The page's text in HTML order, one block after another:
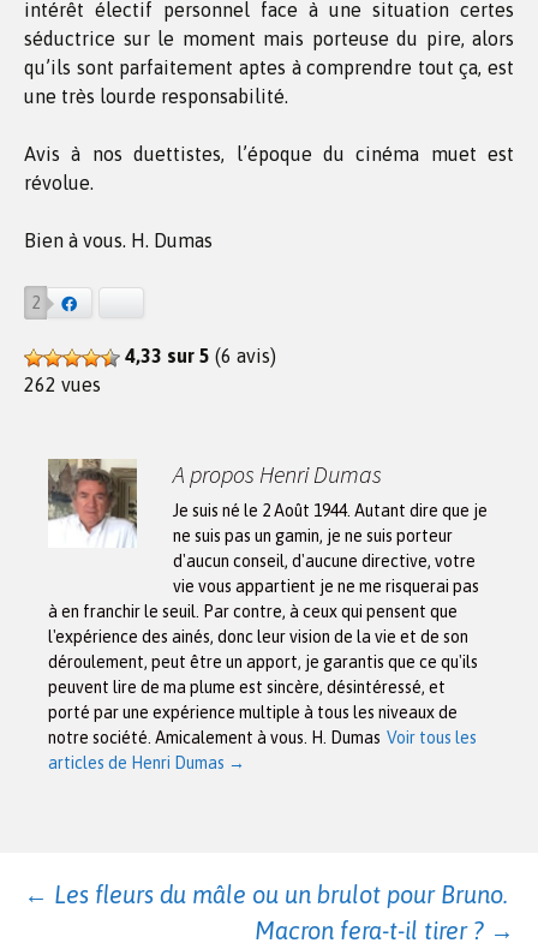
intérêt électif personnel face à une situation certes
séductrice sur le moment mais porteuse du pire, alors
qu’ils sont parfaitement aptes à comprendre tout ça, est
une très lourde responsabilité.
Avis à nos duettistes, l’époque du cinéma muet est
révolue.
Bien à vous. H. Dumas
2
4,33 sur 5 (6 avis)
262 vues
A propos Henri Dumas
Je suis né le 2 Août 1944. Autant dire que je
ne suis pas un gamin, je ne suis porteur
d'aucun conseil, d'aucune directive, votre
vie vous appartient je ne me risquerai pas
à en franchir le seuil. Par contre, à ceux qui pensent que
l'expérience des ainés, donc leur vision de la vie et de son
déroulement, peut être un apport, je garantis que ce qu'ils
peuvent lire de ma plume est sincère, désintéressé, et
porté par une expérience multiple à tous les niveaux de
notre société. Amicalement à vous. H. Dumas Voir tous les
articles de Henri Dumas →
Navigation
← Les fleurs du mâle ou un brulot pour Bruno.
Macron fera-t-il tirer ? →